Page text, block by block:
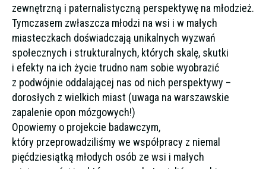
zewnętrzną i paternalistyczną perspektywę na młodzież.
Tymczasem zwłaszcza młodzi na wsi i w małych
miasteczkach doświadczają unikalnych wyzwań
społecznych i strukturalnych, których skalę, skutki
i efekty na ich życie trudno nam sobie wyobrazić
z podwójnie oddalającej nas od nich perspektywy –
dorosłych z wielkich miast (uwaga na warszawskie
zapalenie opon mózgowych!)
Opowiemy o projekcie badawczym,
który przeprowadziliśmy we współpracy z niemal
pięćdziesiątką młodych osób ze wsi i małych